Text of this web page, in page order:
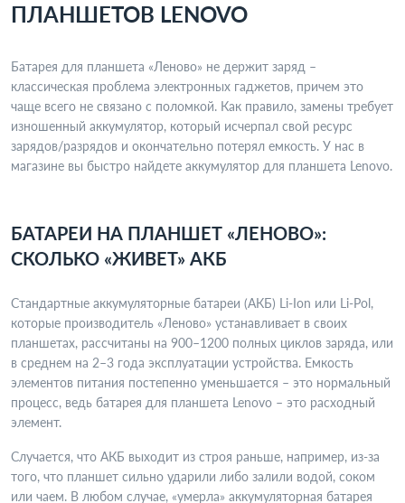
ПЛАНШЕТОВ LENOVO
Батарея для планшета «Леново» не держит заряд –
классическая проблема электронных гаджетов, причем это
чаще всего не связано с поломкой. Как правило, замены требует
изношенный аккумулятор, который исчерпал свой ресурс
зарядов/разрядов и окончательно потерял емкость. У нас в
магазине вы быстро найдете аккумулятор для планшета Lenovo.
БАТАРЕИ НА ПЛАНШЕТ «ЛЕНОВО»:
СКОЛЬКО «ЖИВЕТ» АКБ
Стандартные аккумуляторные батареи (АКБ) Li-Ion или Li-Pol,
которые производитель «Леново» устанавливает в своих
планшетах, рассчитаны на 900–1200 полных циклов заряда, или
в среднем на 2–3 года эксплуатации устройства. Емкость
элементов питания постепенно уменьшается – это нормальный
процесс, ведь батарея для планшета Lenovo – это расходный
элемент.
Случается, что АКБ выходит из строя раньше, например, из-за
того, что планшет сильно ударили либо залили водой, соком
или чаем. В любом случае, «умерла» аккумуляторная батарея